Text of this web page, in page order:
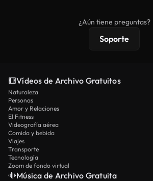
protecciones de licencia extendidas.
¿Aún tiene preguntas?
Soporte
Vídeos de Archivo Gratuitos
Naturaleza
Personas
Amor y Relaciones
El Fitness
Videografía aérea
Comida y bebida
Viajes
Transporte
Tecnología
Zoom de fondo virtual
Música de Archivo Gratuita